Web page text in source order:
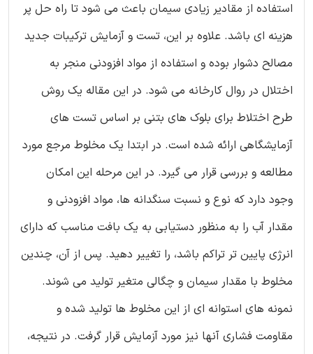
استفاده از مقادیر زیادی سیمان باعث می شود تا راه حل پر
هزینه ای باشد. علاوه بر این، تست و آزمایش ترکیبات جدید
مصالح دشوار بوده و استفاده از مواد افزودنی منجر به
اختلال در روال کارخانه می شود. در این مقاله یک روش
طرح اختلاط برای بلوک های بتنی بر اساس تست های
آزمایشگاهی ارائه شده است. در ابتدا یک مخلوط مرجع مورد
مطالعه و بررسی قرار می گیرد. در این مرحله این امکان
وجود دارد که نوع و نسبت سنگدانه ها، مواد افزودنی و
مقدار آب را به منظور دستیابی به یک بافت مناسب که دارای
انرژی پایین تر تراکم باشد، را تغییر دهید. پس از آن، چندین
مخلوط با مقدار سیمان و چگالی متغیر تولید می شوند.
نمونه های استوانه ای از این مخلوط ها تولید شده و
مقاومت فشاری آنها نیز مورد آزمایش قرار گرفت. در نتیجه،